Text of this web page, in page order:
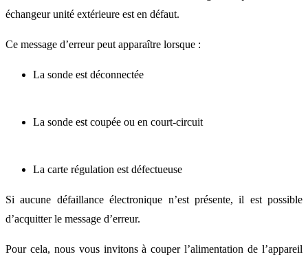
échangeur unité extérieure est en défaut.
Ce message d’erreur peut apparaître lorsque :
La sonde est déconnectée
La sonde est coupée ou en court-circuit
La carte régulation est défectueuse
Si aucune défaillance électronique n’est présente, il est possible
d’acquitter le message d’erreur.
Pour cela, nous vous invitons à couper l’alimentation de l’appareil